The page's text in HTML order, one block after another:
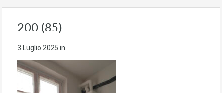
200 (85)
3 Luglio 2025 in